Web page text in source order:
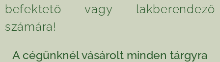
befektető vagy lakberendező
számára!
A cégünknél vásárolt minden tárgyra